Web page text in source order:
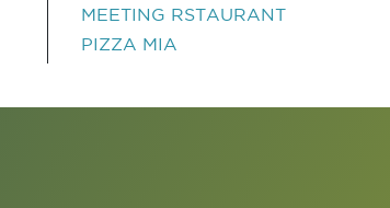
MEETING RSTAURANT
PIZZA MIA